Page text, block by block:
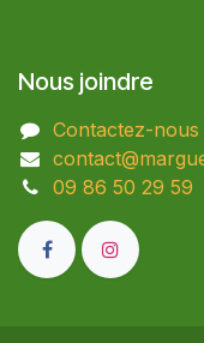
Nous joindre
Contactez-nous
09 86 50 29 59​